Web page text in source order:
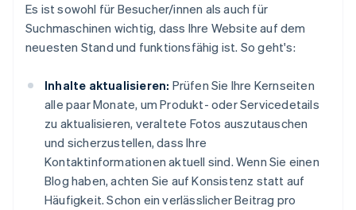
Es ist sowohl für Besucher/innen als auch für
Suchmaschinen wichtig, dass Ihre Website auf dem
neuesten Stand und funktionsfähig ist. So geht's:
Inhalte aktualisieren: Prüfen Sie Ihre Kernseiten
alle paar Monate, um Produkt- oder Servicedetails
zu aktualisieren, veraltete Fotos auszutauschen
und sicherzustellen, dass Ihre
Kontaktinformationen aktuell sind. Wenn Sie einen
Blog haben, achten Sie auf Konsistenz statt auf
Häufigkeit. Schon ein verlässlicher Beitrag pro